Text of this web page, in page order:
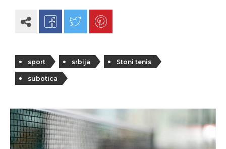
sport srbija Stoni tenis
subotica